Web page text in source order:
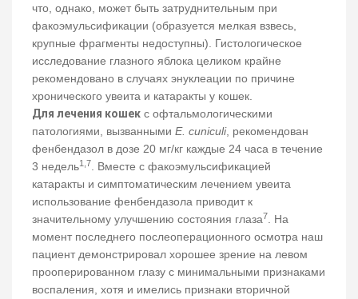
что, однако, может быть затруднительным при
факоэмульсификации (образуется мелкая взвесь,
крупные фрагменты недоступны). Гистологическое
исследование глазного яблока целиком крайне
рекомендовано в случаях энуклеации по причине
хронического увеита и катаракты у кошек.
Для лечения кошек с офтальмологическими
патологиями, вызванными E. cuniculi, рекомендован
фенбендазол в дозе 20 мг/кг каждые 24 часа в течение
3 недель1,7
. Вместе с факоэмульсификацией
катаракты и симптоматическим лечением увеита
использование фенбендазола приводит к
значительному улучшению состояния глаза7
. На
момент последнего послеоперационного осмотра наш
пациент демонстрировал хорошее зрение на левом
прооперированном глазу с минимальными признаками
воспаления, хотя и имелись признаки вторичной